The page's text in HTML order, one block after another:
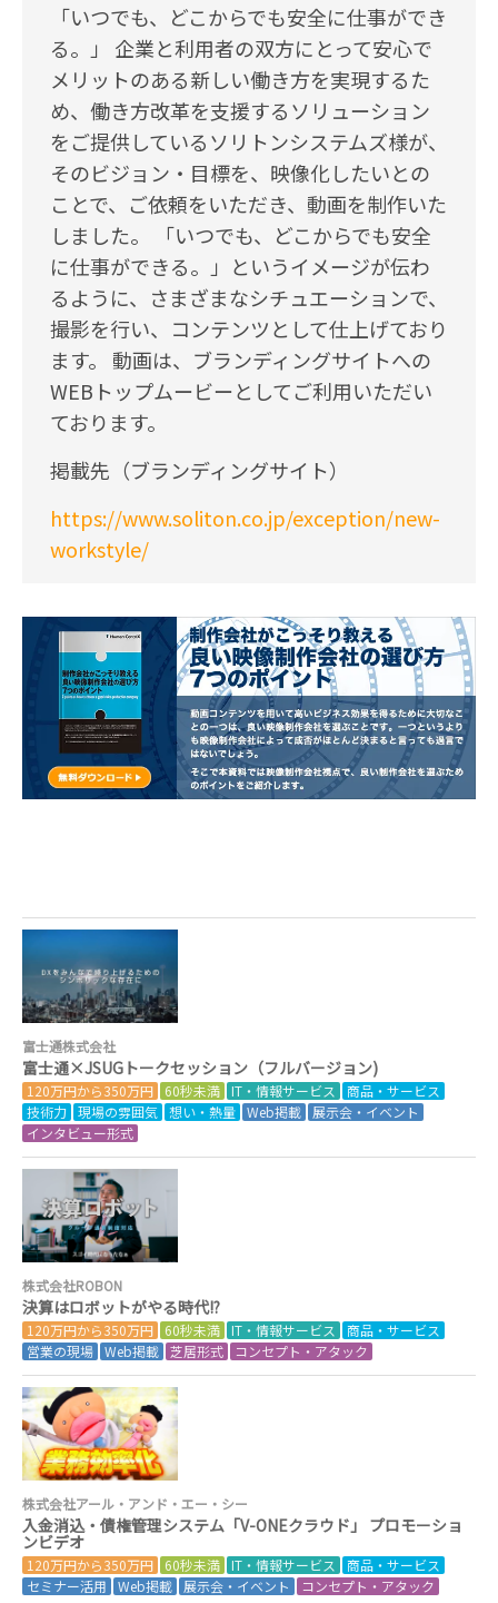
「いつでも、どこからでも安全に仕事ができ
る。」 企業と利用者の双方にとって安心で
メリットのある新しい働き方を実現するた
め、働き方改革を支援するソリューション
をご提供しているソリトンシステムズ様が、
そのビジョン・目標を、映像化したいとの
ことで、ご依頼をいただき、動画を制作いた
しました。 「いつでも、どこからでも安全
に仕事ができる。」というイメージが伝わ
るように、さまざまなシチュエーションで、
撮影を行い、コンテンツとして仕上げており
ます。 動画は、ブランディングサイトへの
WEBトップムービーとしてご利用いただい
ております。
掲載先（ブランディングサイト）
https://www.soliton.co.jp/exception/new-
workstyle/
富士通株式会社
富士通×JSUGトークセッション（フルバージョン)
120万円から350万円 60秒未満 IT・情報サービス
商品・サービス
技術力 現場の雰囲気 想い・熱量 Web掲載
展示会・イベント
インタビュー形式
株式会社ROBON
決算はロボットがやる時代!?
120万円から350万円 60秒未満 IT・情報サービス
商品・サービス
営業の現場 Web掲載 芝居形式 コンセプト・アタック
株式会社アール・アンド・エー・シー
入金消込・債権管理システム「V-ONEクラウド」 プロモーショ
ンビデオ
120万円から350万円 60秒未満 IT・情報サービス
商品・サービス
セミナー活用
Web掲載 展示会・イベント コンセプト・アタック